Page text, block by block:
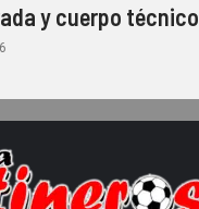
y cuerpo técnico